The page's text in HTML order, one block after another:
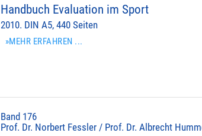
Handbuch Evaluation im Sport
2010. DIN A5, 440 Seiten
»MEHR ERFAHREN ...
Band 176
Prof. Dr. Norbert Fessler / Prof. Dr. Albrecht